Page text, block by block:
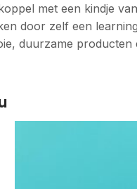
met een kindje
door zelf een
duurzame